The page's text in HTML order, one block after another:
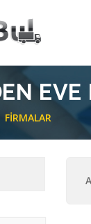
FIRMALAR